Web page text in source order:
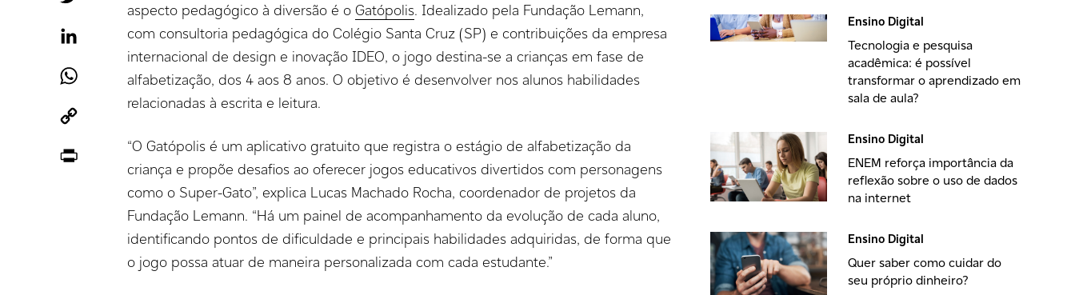
LinkedIn
WhatsApp
aspecto pedagógico à diversão é oGatópolis. Idealizado pela Fundação Lemann,
com consultoria pedagógica do Colégio Santa Cruz (SP) e contribuições da empresa
internacional de design e inovação IDEO, o jogo destina-se a crianças em fase de
alfabetização, dos 4 aos 8 anos. O objetivo é desenvolver nos alunos habilidades
relacionadas à escrita e leitura.
“O Gatópolis é um aplicativo gratuito que registra o estágio de alfabetização da
criança e propõe desafios ao oferecer jogos educativos divertidos com personagens
como o Super-Gato”, explica Lucas Machado Rocha, coordenador de projetos da
Fundação Lemann. “Há um painel de acompanhamento da evolução de cada aluno,
identificando pontos de dificuldade e principais habilidades adquiridas, de forma que
o jogo possa atuar de maneira personalizada com cada estudante.”
Ensino Digital
Tecnologia e pesquisa
acadêmica: é possível
transformar o aprendizado em
sala de aula?
Ensino Digital
ENEM reforça importância da
reflexão sobre o uso de dados
na internet
Ensino Digital
Quer saber como cuidar do
seu próprio dinheiro?